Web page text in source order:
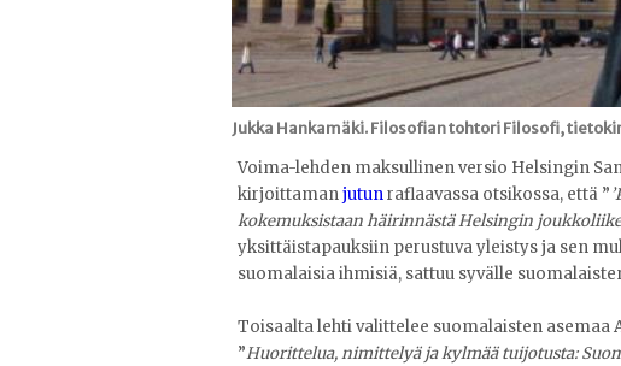
Jukka Hankamäki. Filosofian tohtori Filosofi,
Voima-lehden maksullinen versio Helsingin
kirjoittamanjutunraflaavassa otsikossa, että ”
kokemuksistaan häirinnästä Helsingin
yksittäistapauksiin perustuva yleistys ja sen
suomalaisia ihmisiä, sattuu syvälle
Toisaalta lehti valittelee suomalaisten
”Huorittelua, nimittelyä ja kylmää tuijotusta: